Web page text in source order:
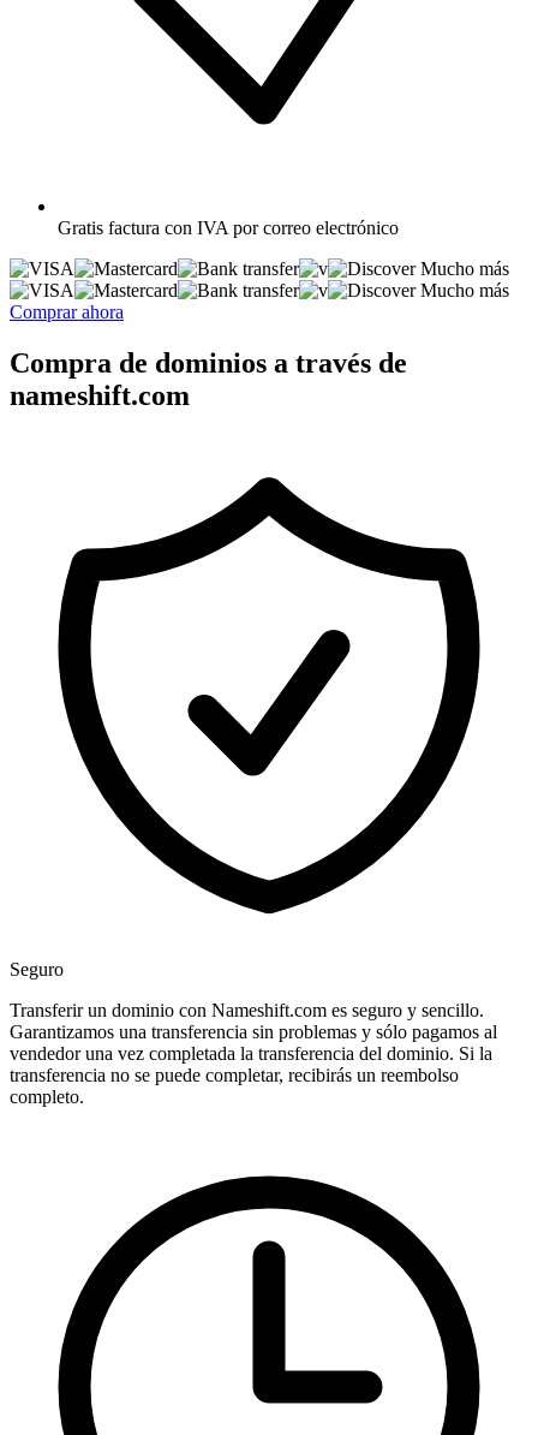
Gratis factura con IVA por correo electrónico
Mucho más
Mucho más
Comprar ahora
Compra de dominios a través de
nameshift.com
Seguro
Transferir un dominio con Nameshift.com es seguro y sencillo.
Garantizamos una transferencia sin problemas y sólo pagamos al
vendedor una vez completada la transferencia del dominio. Si la
transferencia no se puede completar, recibirás un reembolso
completo.